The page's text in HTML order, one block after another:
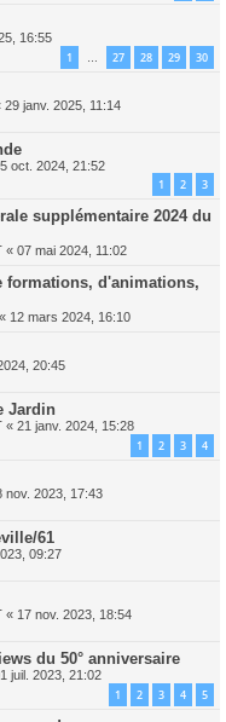
16:55
1 … 27 28 29 30
29 janv. 2025, 11:14
oct. 2024, 21:52
1 2 3
supplémentaire 2024 du
« 07 mai 2024, 11:02
formations, d'animations,
« 12 mars 2024, 16:10
20:45
Jardin
« 21 janv. 2024, 15:28
1 2 3 4
nov. 2023, 17:43
61
09:27
« 17 nov. 2023, 18:54
du 50° anniversaire
juil. 2023, 21:02
1 2 3 4 5